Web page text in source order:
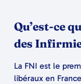
Qu’est-ce
des
La FNI est le
libéraux en